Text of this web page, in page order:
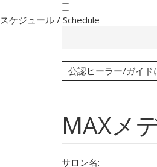
スケジュール / Schedule
公認ヒーラー/ガイド
MAXメ
サロン名: